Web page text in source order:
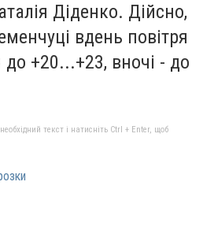
Діденко. Дійсно,
вдень повітря
до +20...+23, вночі - до
текст і натисніть Ctrl + Enter, щоб